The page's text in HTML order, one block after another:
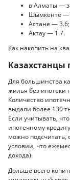
в Алматы —
Шымкенте —
Астане — 3.6;
Актау — 1.7.
Как накопить на
Казахстанцы
Для большинства
жилья без ипотеки
Количество
выдали более 130
Если учитывать,
ипотечному
можно подсчитать,
условии, что
дохода).
Дольше всего